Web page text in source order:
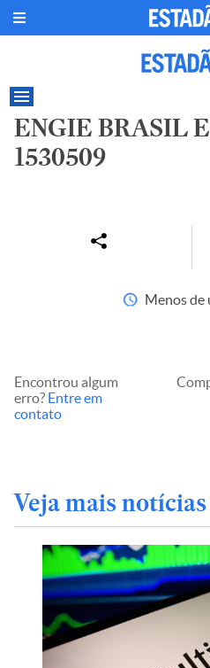
ENGIE BRASIL
1530509
Menos de
Encontrou algum
erro? Entre em
contato
Veja mais